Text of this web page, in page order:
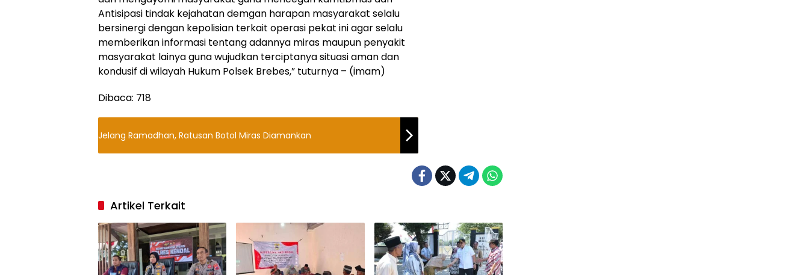
Antisipasi tindak kejahatan demgan harapan masyarakat selalu
bersinergi dengan kepolisian terkait operasi pekat ini agar selalu
memberikan informasi tentang adannya miras maupun penyakit
masyarakat lainya guna wujudkan terciptanya situasi aman dan
kondusif di wilayah Hukum Polsek Brebes,” tuturnya – (imam)
Dibaca: 718
Jelang Ramadhan, Ratusan Botol Miras Diamankan
Artikel Terkait